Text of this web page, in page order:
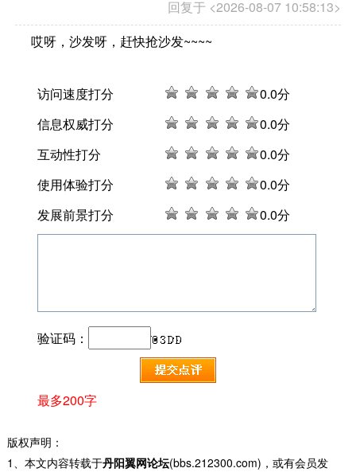
回复于 <2026-08-07 10:58:13>
哎呀，沙发呀，赶快抢沙发~~~~
访问速度打分 0.0分
信息权威打分
0.0分
互动性打分
0.0分
使用体验打分
0.0分
发展前景打分
0.0分
验证码：
最多200字
版权声明：
1、本文内容转载于丹阳翼网论坛(bbs.212300.com)，或有会员发